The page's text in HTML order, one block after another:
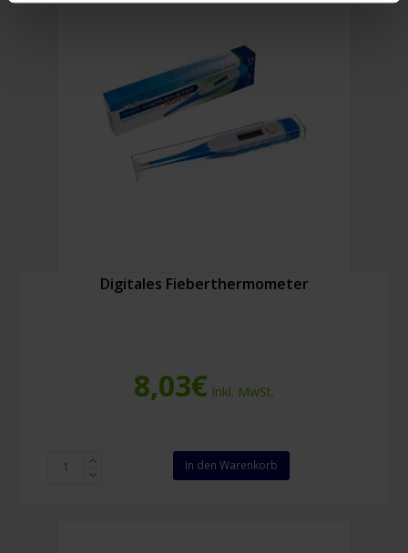
Digitales Fieberthermometer
8,03€ Inkl. MwSt.
Digitales
Fieberthermometer
In den Warenkorb